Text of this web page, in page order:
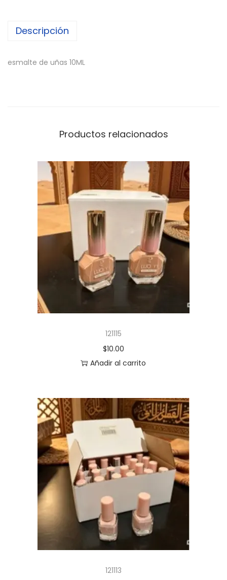
Descripción
esmalte de uñas 10ML
Productos relacionados
121115
$10.00
Añadir al carrito
121113